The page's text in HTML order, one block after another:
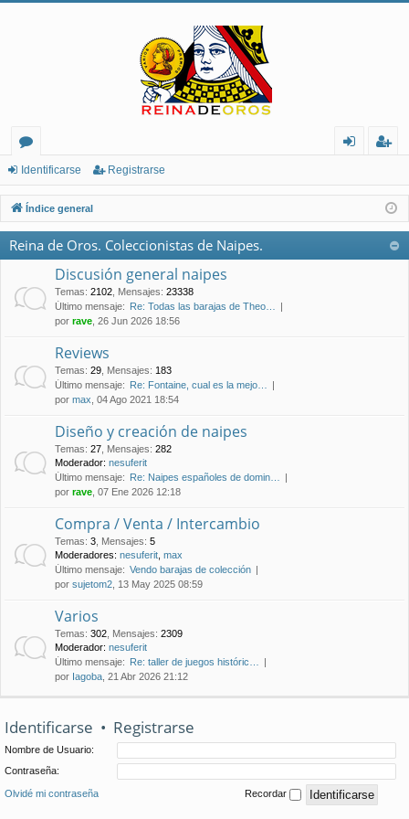
or
os
nt
ifi
ist
ra
Identificarse Registrarse
Índice general
Reina de Oros. Coleccionistas de Naipes.
Discusión general naipes
Temas: 2102 Mensajes: 23338
Último mensaje: Re: Todas las barajas de Theo…
por rave , 26 Jun 2026 18:56
Reviews
Temas: 29 Mensajes: 183
Último mensaje: Re: Fontaine, cual es la mejo…
por max , 04 Ago 2021 18:54
Diseño y creación de naipes
Temas: 27 Mensajes: 282
Moderador: nesuferit
Último mensaje: Re: Naipes españoles de domin…
por rave , 07 Ene 2026 12:18
Compra / Venta / Intercambio
Temas: 3 Mensajes: 5
Moderadores: nesuferit max
Último mensaje: Vendo barajas de colección
por sujetom2 , 13 May 2025 08:59
Varios
Temas: 302 Mensajes: 2309
Moderador: nesuferit
Último mensaje: Re: taller de juegos históric…
por Iagoba , 21 Abr 2026 21:12
Identificarse • Registrarse
Nombre de Usuario:
Contraseña:
Olvidé mi contraseña Recordar